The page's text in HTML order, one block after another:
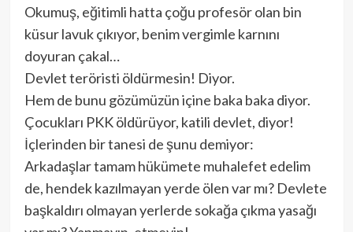
Okumuş, eğitimli hatta çoğu profesör olan bin
küsur lavuk çıkıyor, benim vergimle karnını
doyuran çakal…
Devlet teröristi öldürmesin! Diyor.
Hem de bunu gözümüzün içine baka baka diyor.
Çocukları PKK öldürüyor, katili devlet, diyor!
İçlerinden bir tanesi de şunu demiyor:
Arkadaşlar tamam hükümete muhalefet edelim
de, hendek kazılmayan yerde ölen var mı? Devlete
başkaldırı olmayan yerlerde sokağa çıkma yasağı